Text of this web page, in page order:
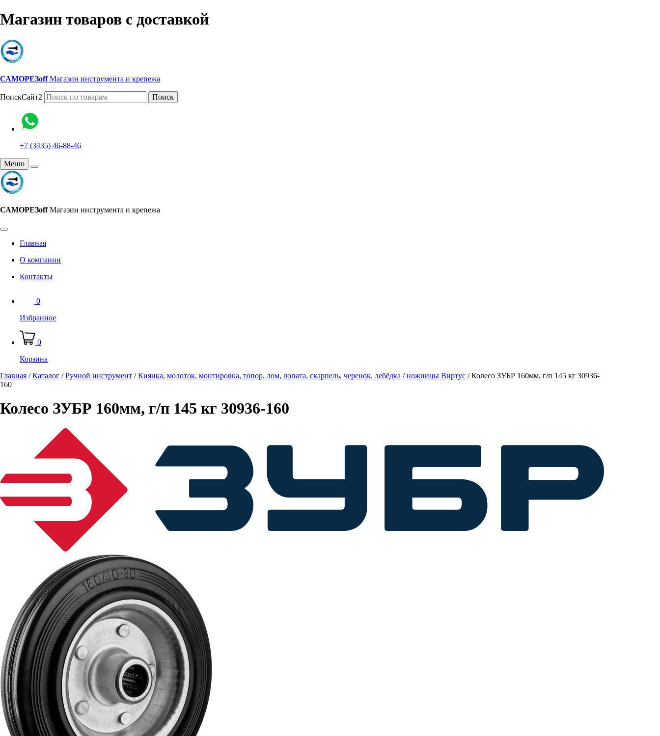
Магазин товаров с доставкой
САМОРЕЗoff Магазин инструмента и крепежа
ПоискСайт2 Поиск
+7 (3435) 46-88-46
Меню
САМОРЕЗoff Магазин инструмента и крепежа
Главная
О компании
Контакты
0
Избранное
0
Корзина
Главная /Каталог /Ручной инструмент /Киянка, молоток, монтировка, топор, лом, лопата, скарпель, черенок, лебёдка /ножницы Виртус /Колесо ЗУБР 160мм, г/п 145 кг 30936-
160
Колесо ЗУБР 160мм, г/п 145 кг 30936-160